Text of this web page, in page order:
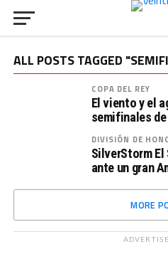
ALL POSTS TAGGED
COPA DEL REY
El viento y el
semifinales de
DIVISIÓN DE
SilverStorm
ante un gran
MORE